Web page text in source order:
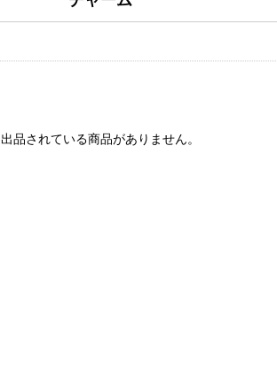
出品されている商品がありません。